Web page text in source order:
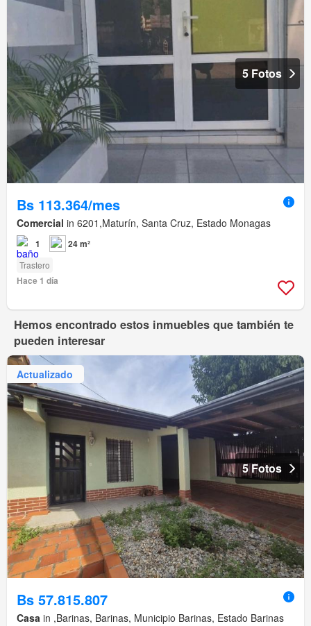
5 Fotos
Bs 113.364/mes
Comercial in 6201,Maturín, Santa Cruz, Estado Monagas
1 24 m²
Trastero
Hace 1 día
Hemos encontrado estos inmuebles que también te
pueden interesar
Actualizado
5 Fotos
Bs 57.815.807
Casa in ,Barinas, Barinas, Municipio Barinas, Estado Barinas